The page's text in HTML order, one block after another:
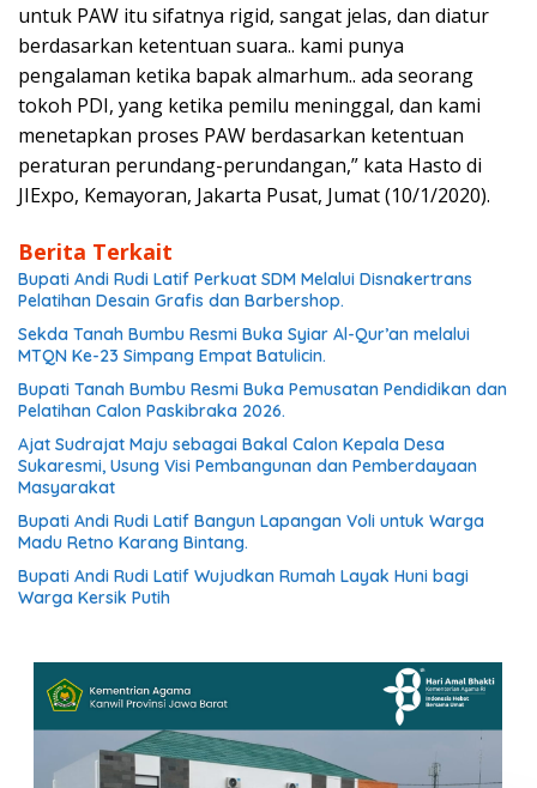
untuk PAW itu sifatnya rigid, sangat jelas, dan diatur
berdasarkan ketentuan suara.. kami punya
pengalaman ketika bapak almarhum.. ada seorang
tokoh PDI, yang ketika pemilu meninggal, dan kami
menetapkan proses PAW berdasarkan ketentuan
peraturan perundang-perundangan,” kata Hasto di
JIExpo, Kemayoran, Jakarta Pusat, Jumat (10/1/2020).
Berita Terkait
Bupati Andi Rudi Latif Perkuat SDM Melalui Disnakertrans
Pelatihan Desain Grafis dan Barbershop.
Sekda Tanah Bumbu Resmi Buka Syiar Al-Qur’an melalui
MTQN Ke-23 Simpang Empat Batulicin.
Bupati Tanah Bumbu Resmi Buka Pemusatan Pendidikan dan
Pelatihan Calon Paskibraka 2026.
Ajat Sudrajat Maju sebagai Bakal Calon Kepala Desa
Sukaresmi, Usung Visi Pembangunan dan Pemberdayaan
Masyarakat
Bupati Andi Rudi Latif Bangun Lapangan Voli untuk Warga
Madu Retno Karang Bintang.
Bupati Andi Rudi Latif Wujudkan Rumah Layak Huni bagi
Warga Kersik Putih